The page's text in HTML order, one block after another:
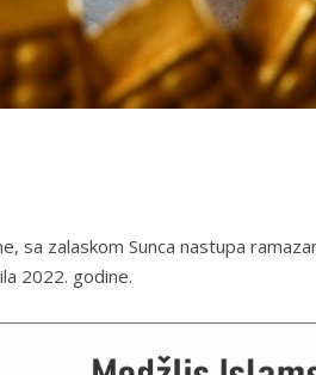
sa zalaskom Sunca nastupa
2022. godine.